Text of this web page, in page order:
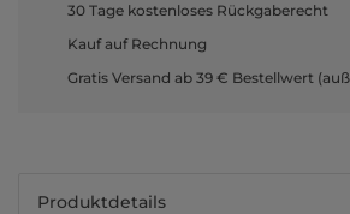
30 Tage kostenloses Rückgaberecht
Kauf auf Rechnung
Gratis Versand ab 39 € Bestellwert
Produktdetails